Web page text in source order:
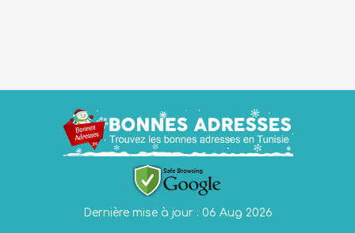
Dernière mise à jour : 06 Aug 2026